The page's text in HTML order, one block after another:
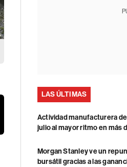
LAS ÚLTIMAS
Actividad manufacturera
julio al mayor ritmo en más
Morgan Stanley ve un
bursátil gracias a las